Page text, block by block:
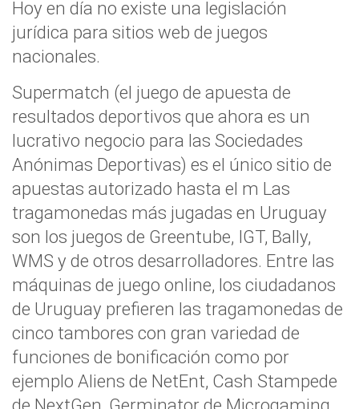
Hoy en día no existe una legislación
jurídica para sitios web de juegos
nacionales.
Supermatch (el juego de apuesta de
resultados deportivos que ahora es un
lucrativo negocio para las Sociedades
Anónimas Deportivas) es el único sitio de
apuestas autorizado hasta el m Las
tragamonedas más jugadas en Uruguay
son los juegos de Greentube, IGT, Bally,
WMS y de otros desarrolladores. Entre las
máquinas de juego online, los ciudadanos
de Uruguay prefieren las tragamonedas de
cinco tambores con gran variedad de
funciones de bonificación como por
ejemplo Aliens de NetEnt, Cash Stampede